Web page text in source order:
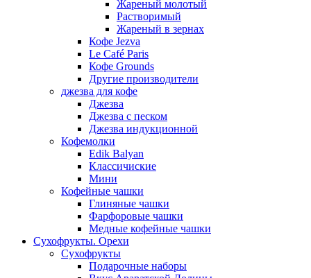
Жареный молотый
Растворимый
Жареный в зернах
Кофе Jezva
Le Café Paris
Кофе Grounds
Другие производители
джезва для кофе
Джезва
Джезва с песком
Джезва индукционной
Кофемолки
Edik Balyan
Классичиские
Мини
Кофейные чашки
Глиняные чашки
Фарфоровые чашки
Медные кофейные чашки
Сухофрукты. Орехи
Сухофрукты
Подарочные наборы